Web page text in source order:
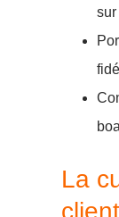
sur
La
client